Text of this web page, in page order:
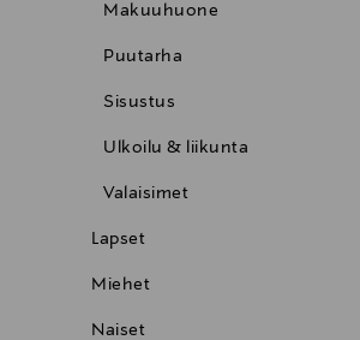
Makuuhuone
Puutarha
Sisustus
Ulkoilu & liikunta
Valaisimet
Lapset
Miehet
Naiset